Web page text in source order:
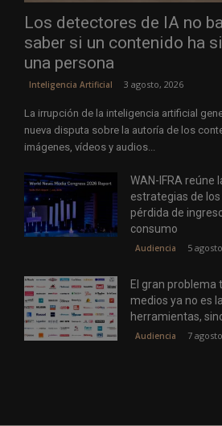
Los detectores de IA no
saber si un contenido ha
una persona
Inteligencia Artificial 3 agosto, 2026
La irrupción de la inteligencia artificial
nueva disputa sobre la autoría de los
imágenes, vídeos y audios...
WAN-IFRA reúne
estrategias de
pérdida de
consumo
Audiencia 5
El gran problema
medios ya no es
herramientas,
Audiencia 7